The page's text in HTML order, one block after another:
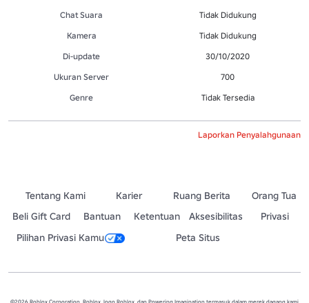
Chat Suara
Tidak Didukung
Kamera
Tidak Didukung
Di-update
30/10/2020
Ukuran Server
700
Genre
Tidak Tersedia
Laporkan Penyalahgunaan
Tentang Kami Karier Ruang Berita
Orang Tua
Beli Gift Card
Bantuan Ketentuan Aksesibilitas
Privasi
Pilihan Privasi Kamu
Peta Situs
©2026 Roblox Corporation. Roblox, logo Roblox, dan Powering Imagination termasuk dalam merek dagang kami